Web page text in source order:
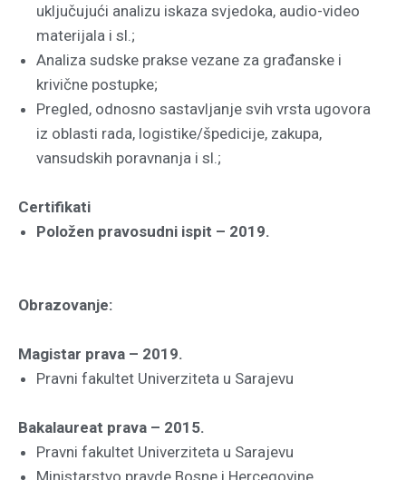
uključujući analizu iskaza svjedoka, audio-video
materijala i sl.;
Analiza sudske prakse vezane za građanske i
krivične postupke;
Pregled, odnosno sastavljanje svih vrsta ugovora
iz oblasti rada, logistike/špedicije, zakupa,
vansudskih poravnanja i sl.;
Certifikati
Položen pravosudni ispit – 2019.
Obrazovanje:
Magistar prava – 2019.
Pravni fakultet Univerziteta u Sarajevu
Bakalaureat prava – 2015.
Pravni fakultet Univerziteta u Sarajevu